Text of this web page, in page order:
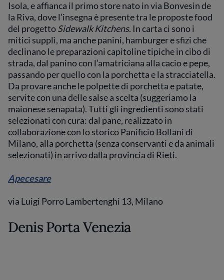
Isola, e affianca il primo store nato in via Bonvesin de
la Riva, dove l’insegna è presente tra le proposte food
del progettoSidewalk Kitchens. In carta ci sono i
mitici supplì, ma anche panini, hamburger e sfizi che
declinano le preparazioni capitoline tipiche in cibo di
strada, dal panino con l’amatriciana alla cacio e pepe,
passando per quello con la porchetta e la stracciatella.
Da provare anche le polpette di porchetta e patate,
servite con una delle salse a scelta (suggeriamo la
maionese senapata). Tutti gli ingredienti sono stati
selezionati con cura: dal pane, realizzato in
collaborazione con lo storico Panificio Bollani di
Milano, alla porchetta (senza conservanti e da animali
selezionati) in arrivo dalla provincia di Rieti.
Apecesare
via Luigi Porro Lambertenghi 13, Milano
Denis Porta Venezia